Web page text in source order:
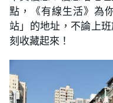
點，《有線生活》為
站」的地址，不論上
刻收藏起來！